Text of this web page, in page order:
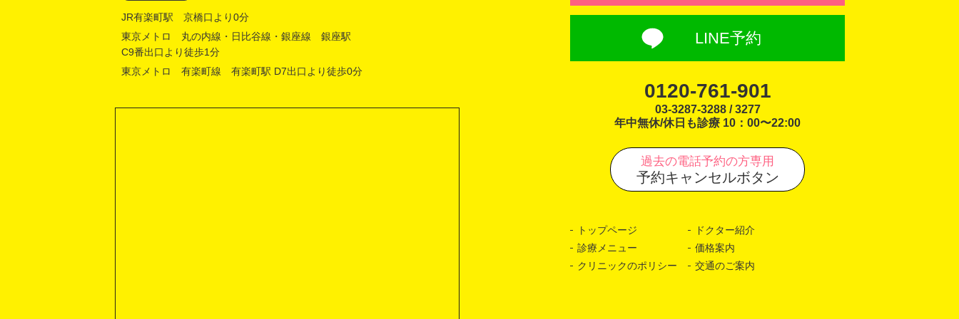
JR有楽町駅 京橋口より0分
東京メトロ 丸の内線・日比谷線・銀座線 銀座駅
C9番出口より徒歩1分
東京メトロ 有楽町線 有楽町駅 D7出口より徒歩0分
LINE予約
0120-761-901
03-3287-3288 / 3277
年中無休/休日も診療 10：00〜22:00
過去の電話予約の方専用
予約キャンセルボタン
トップページ
ドクター紹介
診療メニュー
価格案内
クリニックのポリシー
交通のご案内